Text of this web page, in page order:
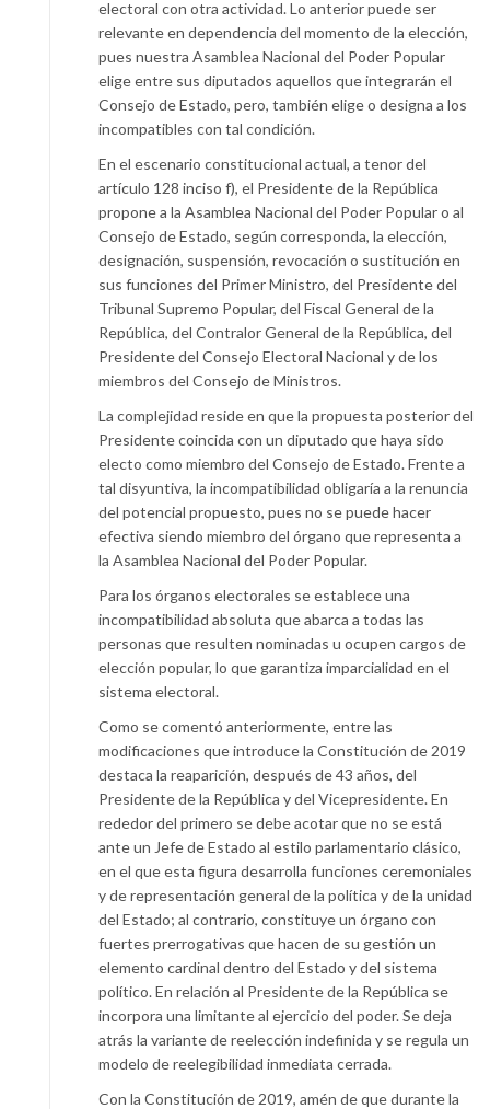
electoral con otra actividad. Lo anterior puede ser
relevante en dependencia del momento de la elección,
pues nuestra Asamblea Nacional del Poder Popular
elige entre sus diputados aquellos que integrarán el
Consejo de Estado, pero, también elige o designa a los
incompatibles con tal condición.
En el escenario constitucional actual, a tenor del
artículo 128 inciso f), el Presidente de la República
propone a la Asamblea Nacional del Poder Popular o al
Consejo de Estado, según corresponda, la elección,
designación, suspensión, revocación o sustitución en
sus funciones del Primer Ministro, del Presidente del
Tribunal Supremo Popular, del Fiscal General de la
República, del Contralor General de la República, del
Presidente del Consejo Electoral Nacional y de los
miembros del Consejo de Ministros.
La complejidad reside en que la propuesta posterior del
Presidente coincida con un diputado que haya sido
electo como miembro del Consejo de Estado. Frente a
tal disyuntiva, la incompatibilidad obligaría a la renuncia
del potencial propuesto, pues no se puede hacer
efectiva siendo miembro del órgano que representa a
la Asamblea Nacional del Poder Popular.
Para los órganos electorales se establece una
incompatibilidad absoluta que abarca a todas las
personas que resulten nominadas u ocupen cargos de
elección popular, lo que garantiza imparcialidad en el
sistema electoral.
Como se comentó anteriormente, entre las
modificaciones que introduce la Constitución de 2019
destaca la reaparición, después de 43 años, del
Presidente de la República y del Vicepresidente. En
rededor del primero se debe acotar que no se está
ante un Jefe de Estado al estilo parlamentario clásico,
en el que esta figura desarrolla funciones ceremoniales
y de representación general de la política y de la unidad
del Estado; al contrario, constituye un órgano con
fuertes prerrogativas que hacen de su gestión un
elemento cardinal dentro del Estado y del sistema
político. En relación al Presidente de la República se
incorpora una limitante al ejercicio del poder. Se deja
atrás la variante de reelección indefinida y se regula un
modelo de reelegibilidad inmediata cerrada.
Con la Constitución de 2019, amén de que durante la